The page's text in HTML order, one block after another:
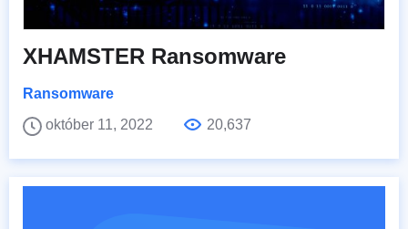
XHAMSTER Ransomware
Ransomware
október 11, 2022
20,637